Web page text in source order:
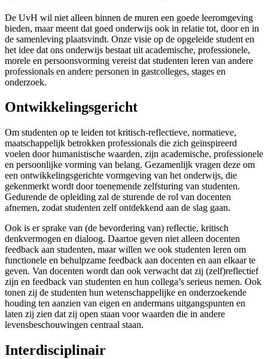
De UvH wil niet alleen binnen de muren een goede leeromgeving
bieden, maar meent dat goed onderwijs ook in relatie tot, door en in
de samenleving plaatsvindt. Onze visie op de opgeleide student en
het idee dat ons onderwijs bestaat uit academische, professionele,
morele en persoonsvorming vereist dat studenten leren van andere
professionals en andere personen in gastcolleges, stages en
onderzoek.
Ontwikkelingsgericht
Om studenten op te leiden tot kritisch-reflectieve, normatieve,
maatschappelijk betrokken professionals die zich geïnspireerd
voelen door humanistische waarden, zijn academische, professionele
en persoonlijke vorming van belang. Gezamenlijk vragen deze om
een ontwikkelingsgerichte vormgeving van het onderwijs, die
gekenmerkt wordt door toenemende zelfsturing van studenten.
Gedurende de opleiding zal de sturende de rol van docenten
afnemen, zodat studenten zelf ontdekkend aan de slag gaan.
Ook is er sprake van (de bevordering van) reflectie, kritisch
denkvermogen en dialoog. Daartoe geven niet alleen docenten
feedback aan studenten, maar willen we ook studenten leren om
functionele en behulpzame feedback aan docenten en aan elkaar te
geven. Van docenten wordt dan ook verwacht dat zij (zelf)reflectief
zijn en feedback van studenten en hun collega’s serieus nemen. Ook
tonen zij de studenten hun wetenschappelijke en onderzoekende
houding ten aanzien van eigen en andermans uitgangspunten en
laten zij zien dat zij open staan voor waarden die in andere
levensbeschouwingen centraal staan.
Interdisciplinair